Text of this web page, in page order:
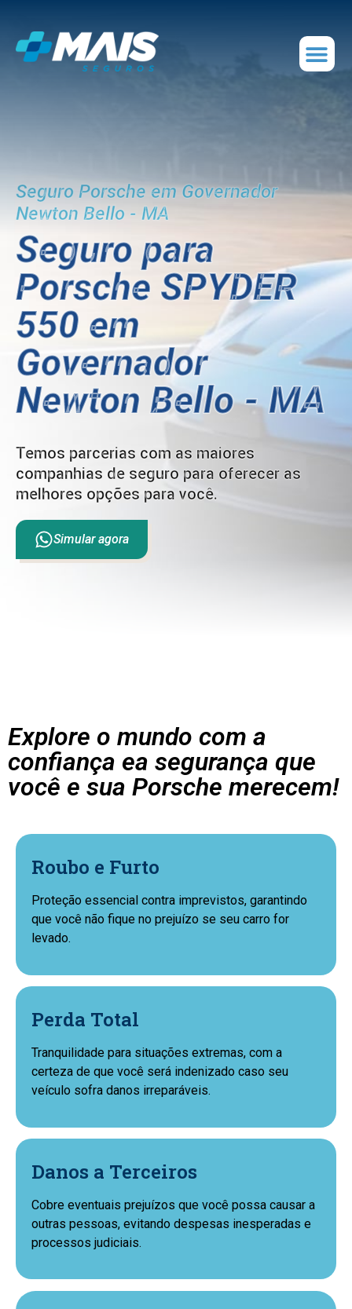
Seguro Porsche em Governador
Newton Bello - MA
Seguro para
Porsche SPYDER
550 em
Governador
Newton Bello - MA
Temos parcerias com as maiores
companhias de seguro para oferecer as
melhores opções para você.
Simular agora
Explore o mundo com a
confiança ea segurança que
você e sua Porsche merecem!
Roubo e Furto
Proteção essencial contra imprevistos, garantindo
que você não fique no prejuízo se seu carro for
levado.
Perda Total
Tranquilidade para situações extremas, com a
certeza de que você será indenizado caso seu
veículo sofra danos irreparáveis.
Danos a Terceiros
Cobre eventuais prejuízos que você possa causar a
outras pessoas, evitando despesas inesperadas e
processos judiciais.